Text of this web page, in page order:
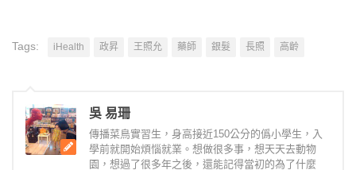
Tags: iHealth 政昇 王照允 藥師 銀髮 長照 高齡
吳 易珊
傳播菜鳥實習生，身高接近150公分的僞小學生，入
學前就開始煩惱就業。想做很多事，想天天去動物
園，想過了很多年之後，還能記得當初的為了什麼